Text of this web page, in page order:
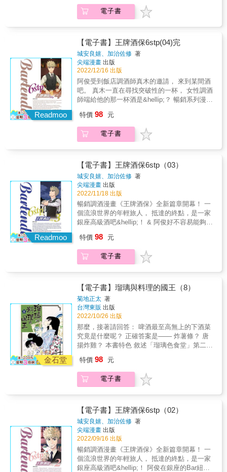
「Fate/stay night」的主角衛宮士郎親手做的衛
宮飯再度上菜囉，這次又有哪些菜色端上桌
天婦羅 049 第52話 秋意漸深的奶油地瓜燒
069 第53話 遙遠的回憶與荷包蛋 095 第54
話 以番茄燉煮的高麗菜捲 117 第55話 濃
郁蓬鬆的巧克力香蕉蛋糕 145 特別篇 來釣
魚的三人 如果你也想吃吃看衛宮家的料理，每
話故事後面都有登場料理的食譜喔！大家不妨
試著做做看！ &copy;TAa 2022 &copy;TYPE-
MOON &copy;Makoto Tadano 2022 /
KADOKAWA CORPORATION
電子書
Readmoo
【電子書】王牌酒保6stp(04)完
城安良嬉、加治佐修 著
尖端漫畫 出版
2022/12/16 出版
阿俊受到飯店調酒師真木的邀請， 來到某間酒
吧。 真木一直在尋找突破性的一杯， 女性調酒
師端給他的那一杯酒是&hellip;？ 暢銷系列漫畫
特價 98 元
電子書
Readmoo
【電子書】王牌酒保6stp（03）
城安良嬉、加治佐修 著
尖端漫畫 出版
2022/11/18 出版
暢銷調酒漫畫《王牌酒保》全新篇章開幕！ 一
個流浪世界的年輕旅人， 抵達的終點，是一家
銀座高級酒吧&hellip;！ & 阿俊好不容易能夠獨
己， 然而師父卻告訴他，要邁向下一個階段。
偶遇的老朋友，問他有什麼夢想， 也讓阿俊感
特價 98 元
電子書
金石堂
【電子書】瑠璃與料理的國王（8）
菊地正太 著
台灣東販 出版
2022/10/26 出版
那麼，接著請回答： 啤酒最至高無上的下酒菜
究竟是什麼呢？ 正確答案是─── 炸薯條？ 唐
揚炸雞？ 本書特色 敘述「瑠璃色食堂」第二代
的味蕾，並以一般大眾都會進去用餐的餐廳，
來展現美食的魅力無邊、無所不在，只要用心
做料理，即使是價格平民的餐廳也能吃到美
特價 98 元
電子書
【電子書】王牌酒保6stp（02）
城安良嬉、加治佐修 著
尖端漫畫 出版
2022/09/16 出版
暢銷調酒漫畫《王牌酒保》全新篇章開幕！ 一
個流浪世界的年輕旅人， 抵達的終點，是一家
銀座高級酒吧&hellip;！ 阿俊在銀座的Bar紐育